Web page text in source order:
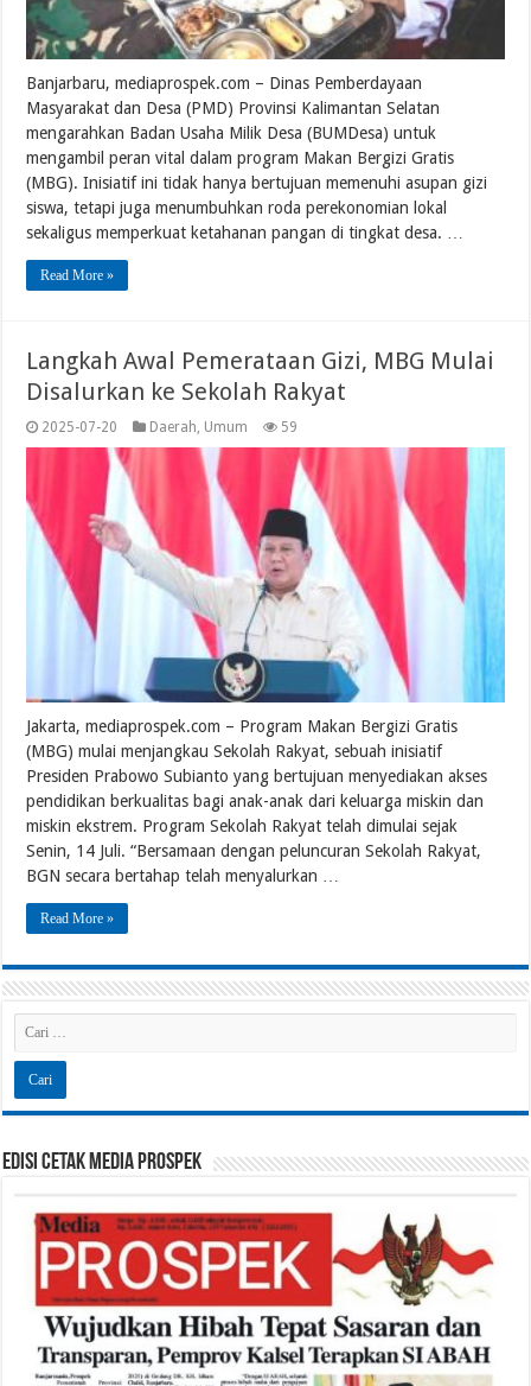
Banjarbaru, mediaprospek.com – Dinas Pemberdayaan
Masyarakat dan Desa (PMD) Provinsi Kalimantan Selatan
mengarahkan Badan Usaha Milik Desa (BUMDesa) untuk
mengambil peran vital dalam program Makan Bergizi Gratis
(MBG). Inisiatif ini tidak hanya bertujuan memenuhi asupan gizi
siswa, tetapi juga menumbuhkan roda perekonomian lokal
sekaligus memperkuat ketahanan pangan di tingkat desa. …
Read More »
Langkah Awal Pemerataan Gizi, MBG Mulai
Disalurkan ke Sekolah Rakyat
2025-07-20 Daerah, Umum 59
Jakarta, mediaprospek.com – Program Makan Bergizi Gratis
(MBG) mulai menjangkau Sekolah Rakyat, sebuah inisiatif
Presiden Prabowo Subianto yang bertujuan menyediakan akses
pendidikan berkualitas bagi anak-anak dari keluarga miskin dan
miskin ekstrem. Program Sekolah Rakyat telah dimulai sejak
Senin, 14 Juli. “Bersamaan dengan peluncuran Sekolah Rakyat,
BGN secara bertahap telah menyalurkan …
Read More »
Edisi Cetak Media Prospek